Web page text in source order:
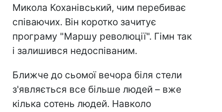
Микола Коханівський, чим перебиває
співаючих. Він коротко зачитує
програму "Маршу революції". Гімн так
і залишився недоспіваним.
Ближче до сьомої вечора біля стели
з'являється все більше людей – вже
кілька сотень людей. Навколо